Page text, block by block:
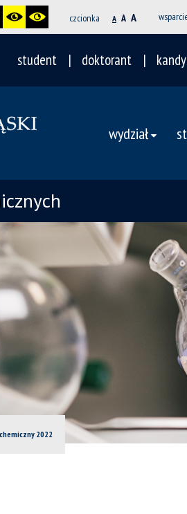
czcionka A A A
student doktorant
wydział
2022